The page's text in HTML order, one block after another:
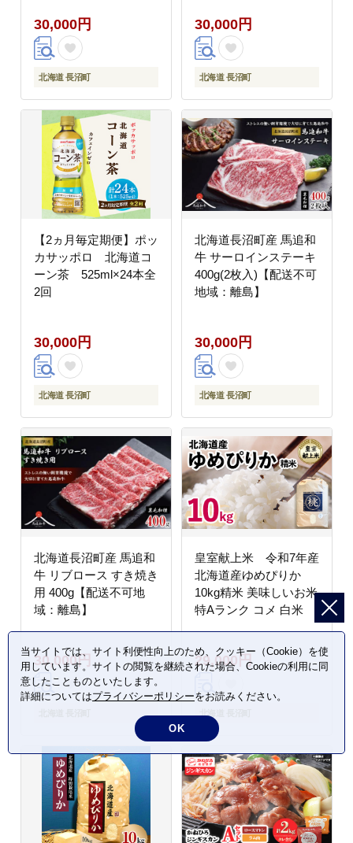
30,000円
北海道 長沼町
30,000円
北海道 長沼町
【2ヵ月毎定期便】ポッ
カサッポロ 北海道コ
ーン茶 525ml×24本全
2回
30,000円
北海道 長沼町
北海道長沼町産 馬追和
牛 サーロインステーキ
400g(2枚入)【配送不可
地域：離島】
30,000円
北海道 長沼町
北海道長沼町産 馬追和
牛 リブロース すき焼き
用 400g【配送不可地
域：離島】
30,000円
皇室献上米 令和7年産
北海道産ゆめぴりか
10kg精米 美味しいお米
特Aランク コメ 白米
29,000円
当サイトでは、サイト利便性向上のため、クッキー（Cookie）を使
用しています。サイトの閲覧を継続された場合、Cookieの利用に同
意したことものといたします。
詳細についてはプライバシーポリシーをお読みください。
OK